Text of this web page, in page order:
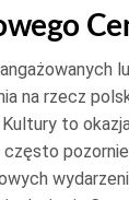
na rzecz
to